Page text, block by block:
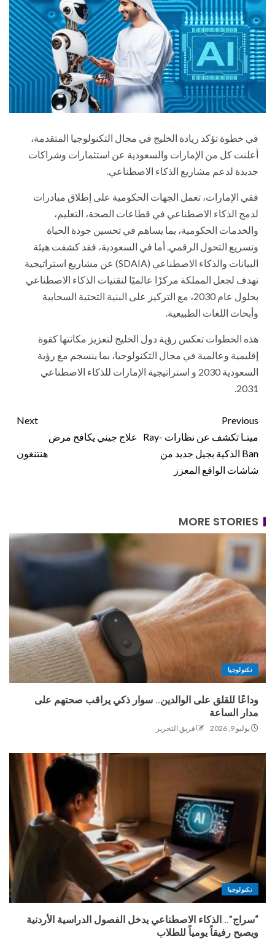
في خطوة تؤكد ريادة الخليج في مجال التكنولوجيا المتقدمة،
أعلنت كل من الإمارات والسعودية عن استثمارات وشراكات
جديدة لدعم مشاريع الذكاء الاصطناعي.
ففي الإمارات، تعمل الجهات الحكومية على إطلاق مبادرات
لدمج الذكاء الاصطناعي في قطاعات الصحة، التعليم،
والخدمات الحكومية، بما يساهم في تحسين جودة الحياة
وتسريع التحول الرقمي. أما في السعودية، فقد كشفت هيئة
البيانات والذكاء الاصطناعي (SDAIA) عن مشاريع استراتيجية
تهدف لجعل المملكة مركزًا عالميًا لتقنيات الذكاء الاصطناعي
بحلول عام 2030، مع التركيز على البنية التحتية السحابية
وأبحاث اللغات الطبيعية.
هذه الخطوات تعكس رؤية دول الخليج لتعزيز مكانتها كقوة
إقليمية وعالمية في مجال التكنولوجيا، بما ينسجم مع رؤية
السعودية 2030 و استراتيجية الإمارات للذكاء الاصطناعي
2031.
Previous
ميتـا تكشف عن نظارات Ray-
Ban الذكية بجيل جديد من
شاشات الواقع المعزز
Next
علاج جيني يكافح مرض
هنتنغون
MORE STORIES
تكنولوجيا
وداعًا للقلق على الوالدين.. سوار ذكي يراقب صحتهم على
مدار الساعة
يوليو 9, 2026 فريق التحرير
تكنولوجيا
“سراج”.. الذكاء الاصطناعي يدخل الفصول الدراسية الأردنية
ويصبح رفيقاً يومياً للطلاب